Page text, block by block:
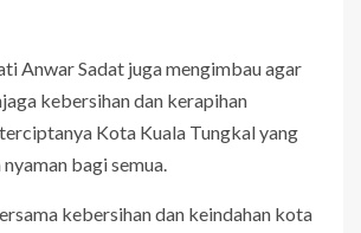
Anwar Sadat juga mengimbau agar
kebersihan dan kerapihan
Kota Kuala Tungkal yang
bagi semua.
kebersihan dan keindahan kota